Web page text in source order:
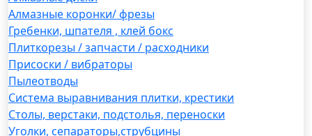
Алмазные коронки/ фрезы
Гребенки, шпателя , клей бокс
Плиткорезы / запчасти / расходники
Присоски / вибраторы
Пылеотводы
Система выравнивания плитки, крестики
Столы, верстаки, подстолья, переноски
Уголки, сепараторы,струбцины